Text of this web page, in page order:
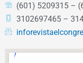
(601) 5209315 –
3102697465 –